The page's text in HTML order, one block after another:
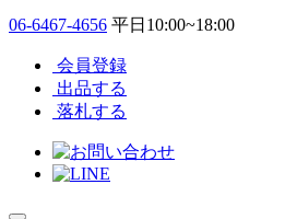
06-6467-4656 平日10:00~18:00
会員登録
出品する
落札する